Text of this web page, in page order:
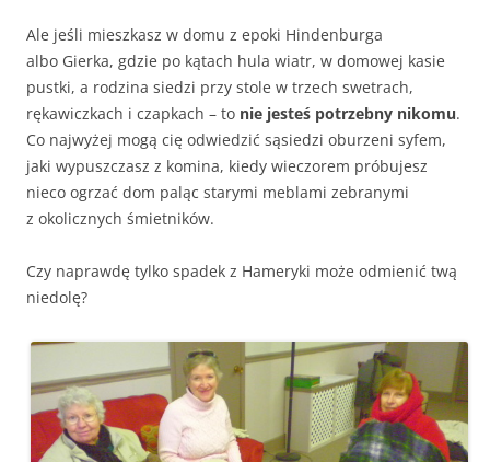
Ale jeśli mieszkasz w domu z epoki Hindenburga
albo Gierka, gdzie po kątach hula wiatr, w domowej kasie
pustki, a rodzina siedzi przy stole w trzech swetrach,
rękawiczkach i czapkach – to nie jesteś potrzebny nikomu.
Co najwyżej mogą cię odwiedzić sąsiedzi oburzeni syfem,
jaki wypuszczasz z komina, kiedy wieczorem próbujesz
nieco ogrzać dom paląc starymi meblami zebranymi
z okolicznych śmietników.
Czy naprawdę tylko spadek z Hameryki może odmienić twą
niedolę?